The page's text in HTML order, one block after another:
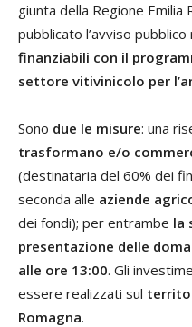
giunta della Regione
pubblicato l’avviso
finanziabili con il
settore vitivinicolo per
Sono due le misure: una
trasformano e/o
(destinataria del 60% dei
seconda alle aziende
dei fondi); per entrambe la
presentazione delle
alle ore 13:00. Gli
essere realizzati sul
Romagna.